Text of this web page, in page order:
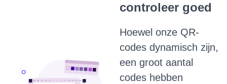
controleer goed
Hoewel onze QR-
codes dynamisch zijn,
een groot aantal
codes hebben